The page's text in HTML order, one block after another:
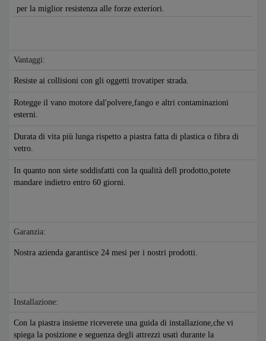
per la miglior resistenza alle forze exteriori.
Vantaggi:
Resiste ai collisioni con gli oggetti trovatiper strada.
Rotegge il vano motore dal'polvere,fango e altri contaminazioni
esterni.
Durata di vita più lunga rispetto a piastra fatta di plastica o fibra di
vetro.
In quanto non siete soddisfatti con la qualità dell prodotto,potete
mandare indietro entro 60 giorni.
Garanzia:
Nostra azienda garantisce 24 mesi per i nostri prodotti.
Installazione:
Con la piastra insieme riceverete una guida di installazione,che vi
spiega la posizione e seguenza degli attrezzi usati durante la